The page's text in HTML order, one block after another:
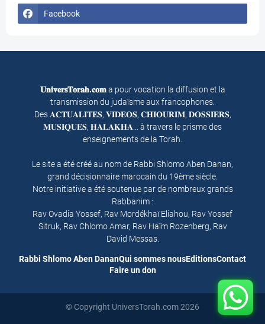
Facebook
𝐔𝐧𝐢𝐯𝐞𝐫𝐬𝐓𝐨𝐫𝐚𝐡.𝐜𝐨𝐦a pour vocation la diffusion et la
transmission du judaïsme aux francophones.
Des 𝐀𝐂𝐓𝐔𝐀𝐋𝐈𝐓𝐄𝐒, 𝐕𝐈𝐃𝐄𝐎𝐒, 𝐂𝐇𝐈𝐎𝐔𝐑𝐈𝐌, 𝐃𝐎𝐒𝐒𝐈𝐄𝐑𝐒,
𝐌𝐔𝐒𝐈𝐐𝐔𝐄𝐒, 𝐇𝐀𝐋𝐀𝐊𝐇𝐀… à travers le prisme des
enseignements de la Torah.
Le site a été créé au nom de Rabbi Shlomo Aben Danan,
grand décisionnaire marocain du 19ème siècle.
Notre initiative a été soutenue par de nombreux grands
Rabbanim :
Rav Ovadia Yossef, Rav Mordékhaï Eliahou, Rav Yossef
Sitruk, Rav Chlomo Amar, Rav Haïm Rozenberg, Rav
David Messas.
Rabbi Shlomo Aben DananQui sommes nousEditionsContact
Faire un don
© Copyright UniversTorah.com 2026